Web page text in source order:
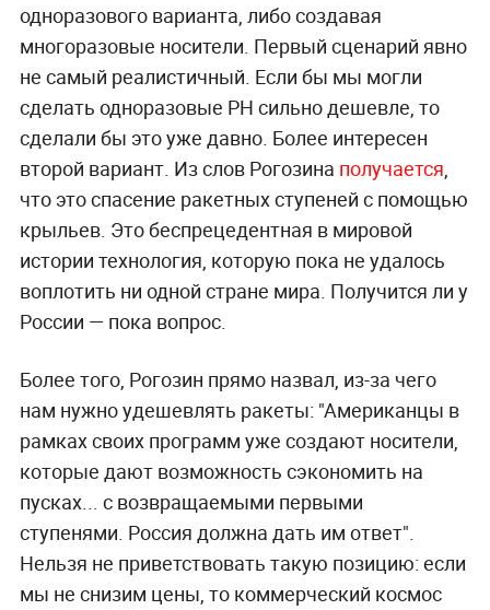
одноразового варианта, либо создавая
многоразовые носители. Первый сценарий явно
не самый реалистичный. Если бы мы могли
сделать одноразовые РН сильно дешевле, то
сделали бы это уже давно. Более интересен
второй вариант. Из слов Рогозина получается,
что это спасение ракетных ступеней с помощью
крыльев. Это беспрецедентная в мировой
истории технология, которую пока не удалось
воплотить ни одной стране мира. Получится ли у
России — пока вопрос.
Более того, Рогозин прямо назвал, из-за чего
нам нужно удешевлять ракеты: "Американцы в
рамках своих программ уже создают носители,
которые дают возможность сэкономить на
пусках... с возвращаемыми первыми
ступенями. Россия должна дать им ответ".
Нельзя не приветствовать такую позицию: если
мы не снизим цены, то коммерческий космос